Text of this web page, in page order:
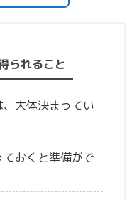
られること
大体決まってい
おくと準備がで